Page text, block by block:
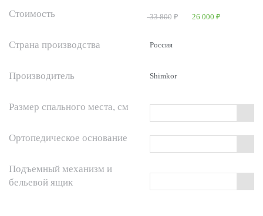
Стоимость 33 800 ₽ 26 000 ₽
Страна производства Россия
Производитель Shimkor
Размер спального места, см
Ортопедическое основание
Подъемный механизм и
бельевой ящик